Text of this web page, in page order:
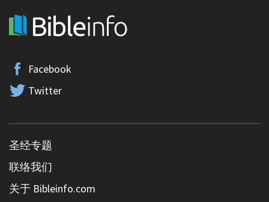
Facebook
Twitter
圣经专题
联络我们
关于 Bibleinfo.com